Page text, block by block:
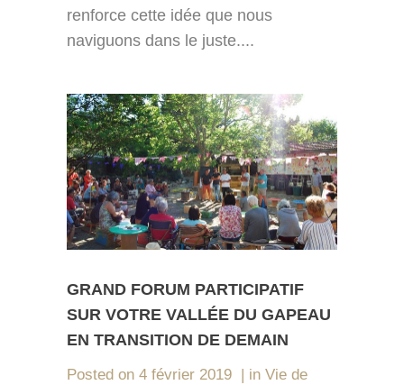
renforce cette idée que nous
naviguons dans le juste....
GRAND FORUM PARTICIPATIF
SUR VOTRE VALLÉE DU GAPEAU
EN TRANSITION DE DEMAIN
Posted on 4 février 2019 in Vie de